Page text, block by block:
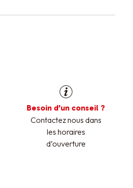
Besoin d’un conseil ?
Contactez nous dans
les horaires
d’ouverture